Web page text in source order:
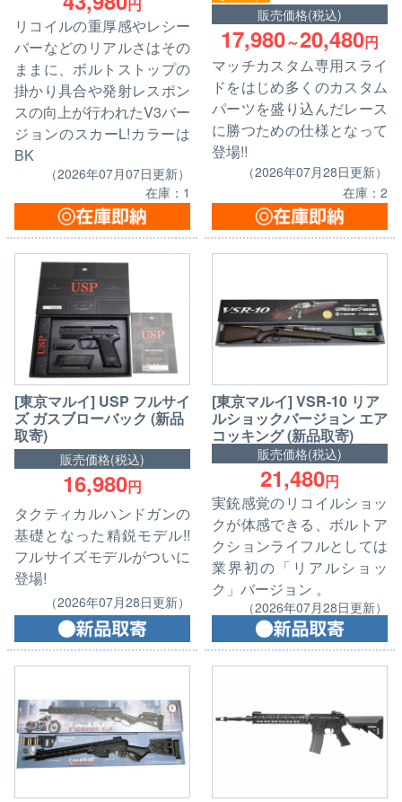
リコイルの重厚感やレシー
バーなどのリアルさはその
ままに、ボルトストップの
掛かり具合や発射レスポン
スの向上が行われたV3バー
ジョンのスカーL!カラーは
BK
（2026年07月07日更新）
在庫：1
販売価格(税込)
17,980～20,480円
マッチカスタム専用スライ
ドをはじめ多くのカスタム
パーツを盛り込んだレース
に勝つための仕様となって
登場!!
（2026年07月28日更新）
在庫：2
[東京マルイ] USP フルサイ
ズ ガスブローバック (新品
取寄)
販売価格(税込)
16,980円
タクティカルハンドガンの
基礎となった精鋭モデル!!
フルサイズモデルがついに
登場!
（2026年07月28日更新）
[東京マルイ] VSR-10 リア
ルショックバージョン エア
コッキング (新品取寄)
販売価格(税込)
21,480円
実銃感覚のリコイルショッ
クが体感できる、ボルトア
クションライフルとしては
業界初の「リアルショッ
ク」バージョン 。
（2026年07月28日更新）